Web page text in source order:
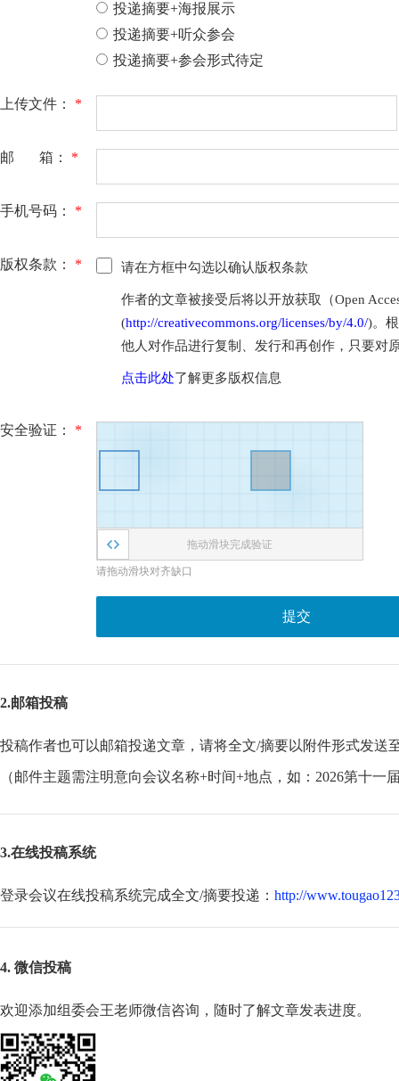
投递摘要+海报展示
投递摘要+听众参会
投递摘要+参会形式待定
上传文件： *
邮 箱： *
手机号码： *
版权条款： * 请在方框中勾选以确认版权条款
作者的文章被接受后将以开放获取（Open
(http://creativecommons.org/licenses/by/4.0/)。
他人对作品进行复制、发行和再创作，只要对
点击此处了解更多版权信息
安全验证： *
拖动滑块完成验证
请拖动滑块对齐缺口
提交
2.邮箱投稿
投稿作者也可以邮箱投递文章，请将全文/摘要以附件形式发送
（邮件主题需注明意向会议名称+时间+地点，如：2026第十
3.在线投稿系统
登录会议在线投稿系统完成全文/摘要投递： http://
4. 微信投稿
欢迎添加组委会王老师微信咨询，随时了解文章发表进度。